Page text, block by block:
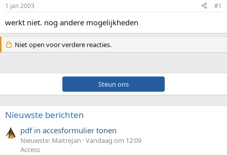
s
t
a
e
m
1 jan 2003 #1
werkt niet. nog andere mogelijkheden
Niet open voor verdere reacties.
Steun ons
Nieuwste berichten
pdf in accesformulier tonen
Nieuwste: MaitreJan Vandaag om 12:09
Access